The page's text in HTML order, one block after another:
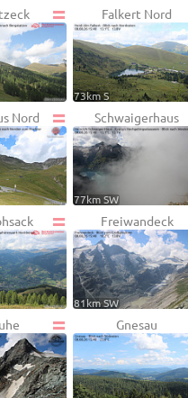
Falkert Nord
73km S
Nord Schwaigerhaus
77km SW
Freiwandeck
81km SW
Gnesau